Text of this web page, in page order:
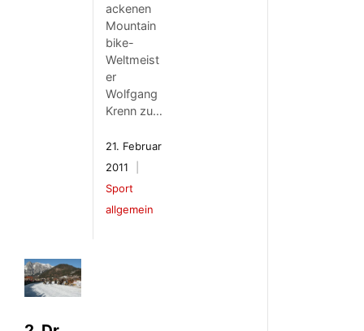
ackenen
Mountain
bike-
Weltmeist
er
Wolfgang
Krenn zu…
21. Februar
2011
Sport
allgemein